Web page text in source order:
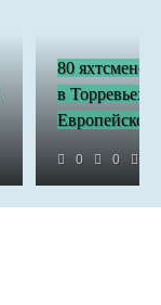
80 яхтсменов
в
Европейское
0 0